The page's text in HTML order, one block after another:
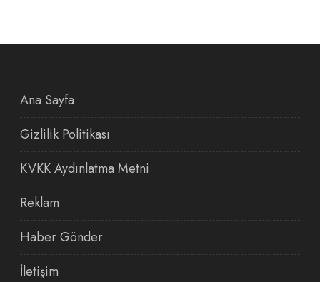
Ana Sayfa
Gizlilik Politikası
KVKK Aydınlatma Metni
Reklam
Haber Gönder
İletişim